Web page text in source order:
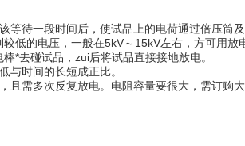
等待一段时间后，使试品上的电荷通过倍压筒
低的电压，一般在5kV～15kV左右，方可用放
棒*去碰试品，zui后将试品直接接地放电。
低与时间的长短成正比。
且需多次反复放电。电阻容量要很大，需订